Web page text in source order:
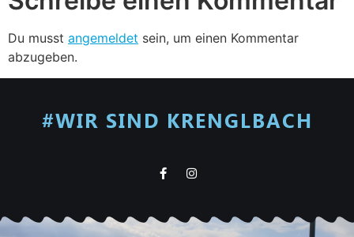
Du musst angemeldet sein, um einen Kommentar
abzugeben.
#WIR SIND KRENGLBACH